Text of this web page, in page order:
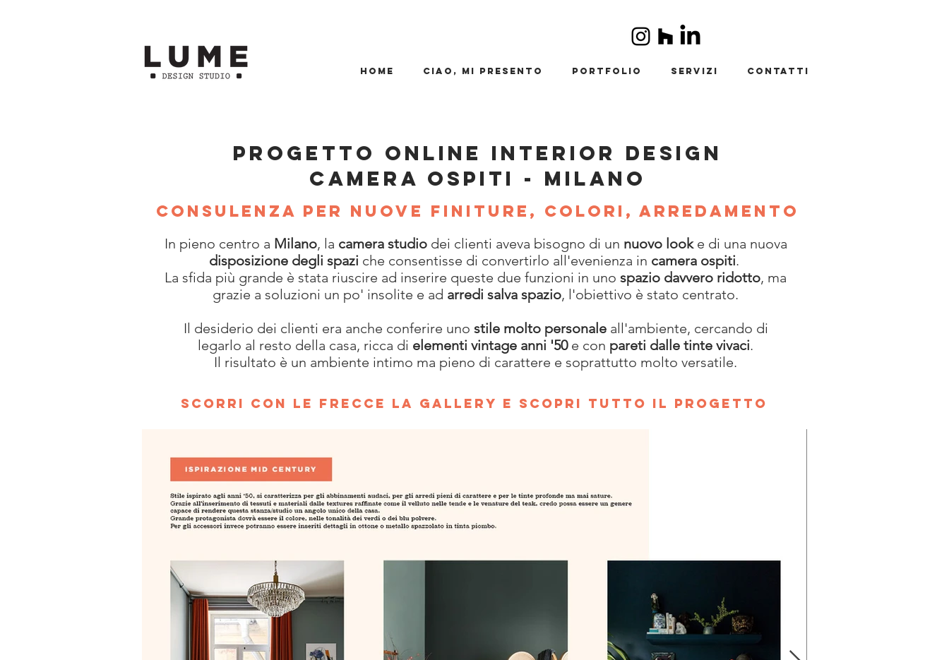
Home Ciao, mi presento Portfolio Servizi Contatti
PROGETTO ONLINE INTERIOR DESIGN
CAMERA OSPITI - MILANO
Consulenza per nuove finiture, colori, arredamento
In pieno centro a Milano, la camera studiodei clienti aveva bisogno di un nuovo looke di una nuova
disposizione degli spazi che consentisse di convertirlo all'evenienza in camera ospiti.
La sfida più grande è stata riuscire ad inserire queste due funzioni in uno spazio davvero ridotto, ma
grazie a soluzioni un po' insolite e ad arredi salva spazio, l'obiettivo è stato centrato.
Il desiderio dei clienti era anche conferire uno stile molto personaleall'ambiente, cercando di
legarlo al resto della casa, ricca di elementi vintage anni '50e con pareti dalle tinte vivaci.
Il risultato è un ambiente intimo ma pieno di carattere e soprattutto molto versatile.
SCORRI CON LE FRECCE LA GALLERY E SCOPRI TUTTO IL PROGETTO